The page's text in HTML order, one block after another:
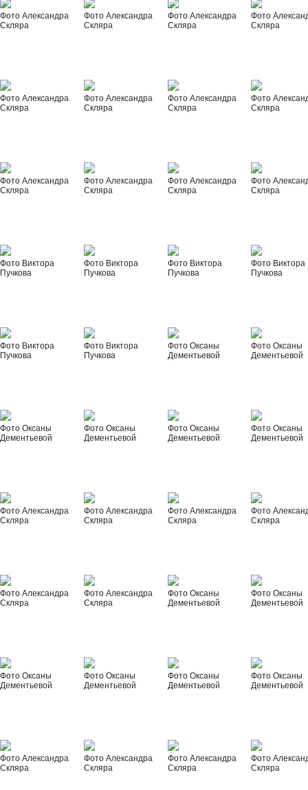
Фото Александра
Скляра
Фото Александра
Скляра
Фото Александра
Скляра
Фото
Скляра
Фото Александра
Скляра
Фото Александра
Скляра
Фото Александра
Скляра
Фото
Скляра
Фото Александра
Скляра
Фото Александра
Скляра
Фото Александра
Скляра
Фото
Скляра
Фото Виктора
Пучкова
Фото Виктора
Пучкова
Фото Виктора
Пучкова
Фото Виктора
Пучкова
Фото Виктора
Пучкова
Фото Виктора
Пучкова
Фото Оксаны
Дементьевой
Фото Оксаны
Дементьевой
Фото Оксаны
Дементьевой
Фото Оксаны
Дементьевой
Фото Оксаны
Дементьевой
Фото Оксаны
Дементьевой
Фото Александра
Скляра
Фото Александра
Скляра
Фото Александра
Скляра
Фото
Скляра
Фото Александра
Скляра
Фото Александра
Скляра
Фото Оксаны
Дементьевой
Фото Оксаны
Дементьевой
Фото Оксаны
Дементьевой
Фото Оксаны
Дементьевой
Фото Оксаны
Дементьевой
Фото Оксаны
Дементьевой
Фото Александра
Скляра
Фото Александра
Скляра
Фото Александра
Скляра
Фото
Скляра